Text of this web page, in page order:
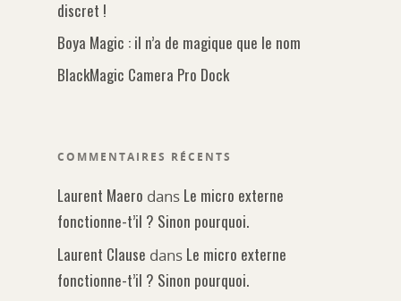
discret !
Boya Magic : il n’a de magique que le nom
BlackMagic Camera Pro Dock
COMMENTAIRES RÉCENTS
Laurent Maero dans Le micro externe
fonctionne-t’il ? Sinon pourquoi.
Laurent Clause dans Le micro externe
fonctionne-t’il ? Sinon pourquoi.